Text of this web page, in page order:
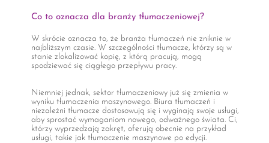
Co to oznacza dla branży tłumaczeniowej?
W skrócie oznacza to, że branża tłumaczeń nie zniknie w
najbliższym czasie. W szczególności tłumacze, którzy są w
stanie zlokalizować kopię, z którą pracują, mogą
spodziewać się ciągłego przepływu pracy.
Niemniej jednak, sektor tłumaczeniowy już się zmienia w
wyniku tłumaczenia maszynowego. Biura tłumaczeń i
niezależni tłumacze dostosowują się i wyginają swoje usługi,
aby sprostać wymaganiom nowego, odważnego świata. Ci,
którzy wyprzedzają zakręt, oferują obecnie na przykład
usługi, takie jak tłumaczenie maszynowe po edycji.